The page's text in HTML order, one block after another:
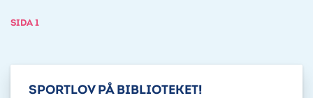
SIDA 1
SPORTLOV PÅ BIBLIOTEKET!